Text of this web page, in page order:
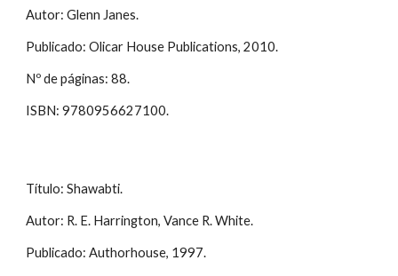
Autor: Glenn Janes.
Publicado: Olicar House Publications, 2010.
Nº de páginas: 88.
ISBN: 9780956627100.
Título: Shawabti.
Autor: R. E. Harrington, Vance R. White.
Publicado: Authorhouse, 1997.